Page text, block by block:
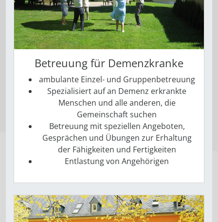
Betreuung für Demenzkranke
ambulante Einzel- und Gruppenbetreuung
Spezialisiert auf an Demenz erkrankte
Menschen und alle anderen, die
Gemeinschaft suchen
Betreuung mit speziellen Angeboten,
Gesprächen und Übungen zur Erhaltung
der Fähigkeiten und Fertigkeiten
Entlastung von Angehörigen